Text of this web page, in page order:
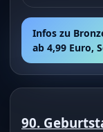
Infos zu
ab 4,99 Euro,
90.